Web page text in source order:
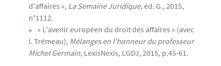
d'affaires », La Semaine Juridique, éd. G., 2015,
n°1112.
« L'avenir européen du droit des affaires » (avec
I. Trémeau), Mélanges en l'honneur du professeur
Michel Germain, LexisNexis, LGDJ, 2015, p.45-61.